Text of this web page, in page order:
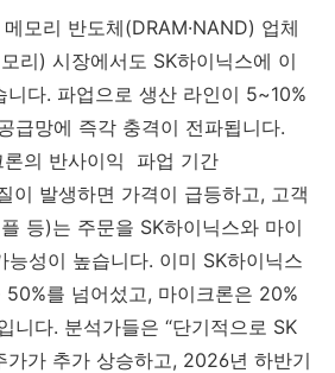
모리 반도체(DRAM·NAND) 업체
리) 시장에서도 SK하이닉스에 이
다. 파업으로 생산 라인이 5~10%
급망에 즉각 충격이 전파됩니다.
론의 반사이익 파업 기간
이 발생하면 가격이 급등하고, 고객
등)는 주문을 SK하이닉스와 마이
능성이 높습니다. 이미 SK하이닉스
를 넘어섰고, 마이크론은 20%
니다. 분석가들은 “단기적으로 SK
가가 추가 상승하고, 2026년 하반기